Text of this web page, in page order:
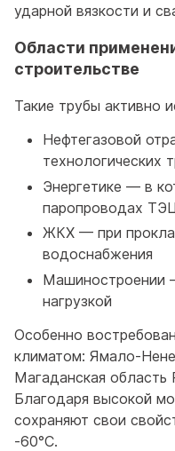
ударной вязкости и
Области
строительстве
Такие трубы активно
Нефтегазовой
технологических
Энергетике — в
паропроводах
ЖКХ — при
водоснабжения
Машиностроении
нагрузкой
Особенно
климатом: Ямало-
Магаданская область
Благодаря высокой
сохраняют свои
-60°C.